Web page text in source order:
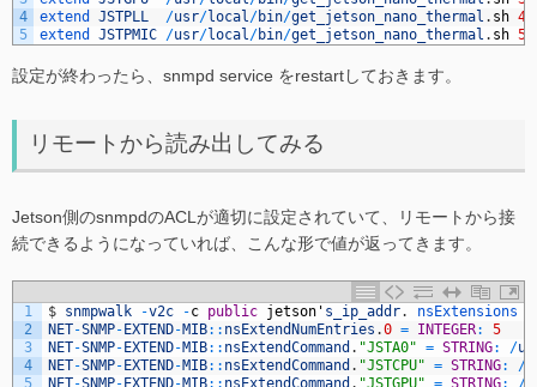
4
5
extend JSTPLL /usr/local/bin/get_jetson_nano_thermal . sh 4
extend JSTPMIC /usr/local/bin/get_jetson_nano_thermal . sh 5
設定が終わったら、snmpd service をrestartしておきます。
リモートから読み出してみる
Jetson側のsnmpdのACLが適切に設定されていて、リモートから接
続できるようになっていれば、こんな形で値が返ってきます。
1
2
3
4
5
$ snmpwalk -v2c -c public jetson ' s_ip_addr.
nsExtensions
NET-SNMP-EXTEND-MIB:: nsExtendNumEntries .0 = INTEGER:
5
NET-SNMP-EXTEND-MIB:: nsExtendCommand . "JSTA0" = STRING: /
NET-SNMP-EXTEND-MIB:: nsExtendCommand . "JSTCPU" = STRING: /
NET-SNMP-EXTEND-MIB:: nsExtendCommand . "JSTGPU" = STRING: /